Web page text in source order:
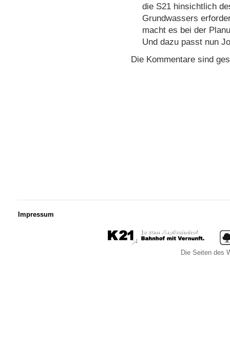
die S21 hinsichtlich
Grundwassers
macht es bei der
Und dazu passt nun
Die Kommentare sind
Impressum
Die Seiten des